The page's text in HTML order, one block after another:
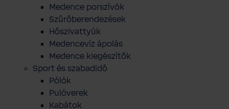
Medence porszívók
Szűrőberendezések
Hőszivattyúk
Medencevíz ápolás
Medence kiegészítők
Sport és szabadidő
Pólók
Pulóverek
Kabátok